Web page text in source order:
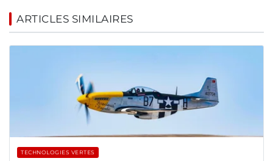
ARTICLES SIMILAIRES
TECHNOLOGIES VERTES